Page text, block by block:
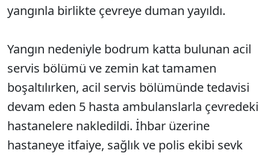
yangınla birlikte çevreye duman yayıldı.
Yangın nedeniyle bodrum katta bulunan acil
servis bölümü ve zemin kat tamamen
boşaltılırken, acil servis bölümünde tedavisi
devam eden 5 hasta ambulanslarla çevredeki
hastanelere nakledildi. İhbar üzerine
hastaneye itfaiye, sağlık ve polis ekibi sevk